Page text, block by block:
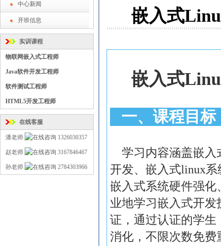
中心新闻
开班信息
实训课程
物联网嵌入式工程师
Java软件开发工程师
软件测试工程师
HTML5开发工程师
在线客服
潘老师 1326030357
赵老师 3167846467
孙老师 2784303966
嵌入式
嵌入式
一、课程目标
学习内容涵盖嵌入
开发、嵌入式linux系
嵌入式系统硬件强化
业地学习嵌入式开
证，通过认证的学
消化，不限次数免